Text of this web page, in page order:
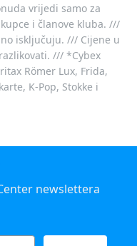
vrijedi samo za
i članove kluba. ///
isključuju. /// Cijene u
/// *Cybex
Römer Lux, Frida,
K-Pop, Stokke i
newslettera